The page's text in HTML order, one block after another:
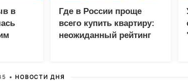
в
Где в России проще
всего купить квартиру:
неожиданный рейтинг
• НОВОСТИ ДНЯ